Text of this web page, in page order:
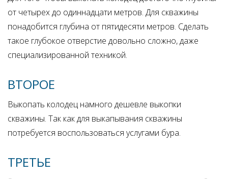
от четырех до одиннадцати метров. Для скважины
понадобится глубина от пятидесяти метров. Сделать
такое глубокое отверстие довольно сложно, даже
специализированной техникой.
ВТОРОЕ
Выкопать колодец намного дешевле выкопки
скважины. Так как для выкапывания скважины
потребуется воспользоваться услугами бура.
ТРЕТЬЕ